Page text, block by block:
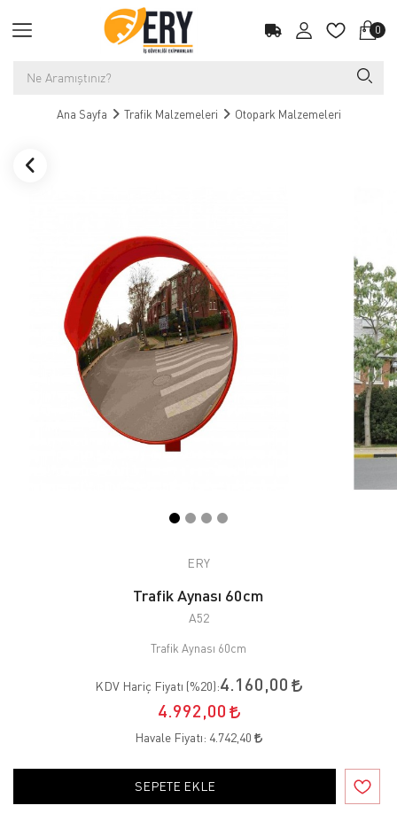
0
Ana Sayfa Trafik Malzemeleri Otopark Malzemeleri
ERY
Trafik Aynası 60cm
A52
Trafik Aynası 60cm
KDV Hariç Fiyatı (%20):4.160,00
4.992,00
Havale Fiyatı: 4.742,40
SEPETE EKLE